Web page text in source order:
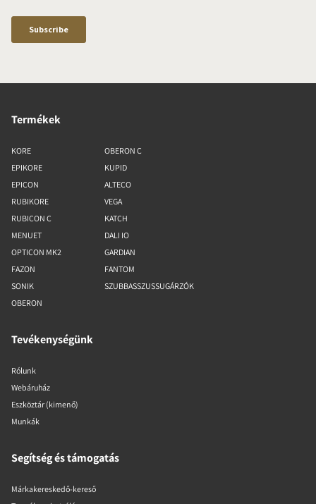
Termékek
KORE
EPIKORE
EPICON
RUBIKORE
RUBICON C
MENUET
OPTICON MK2
FAZON
SONIK
OBERON
OBERON C
KUPID
ALTECO
VEGA
KATCH
DALI IO
GARDIAN
FANTOM
SZUBBASSZUSSUGÁRZÓK
Tevékenységünk
Rólunk
Webáruház
Eszköztár (kimenő)
Munkák
Segítség és támogatás
Márkakereskedő-kereső